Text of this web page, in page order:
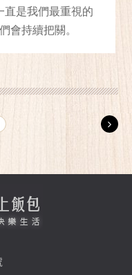
直是我們最重視的
會持續把關。